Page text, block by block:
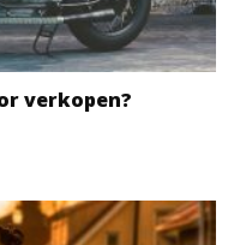
verkopen?